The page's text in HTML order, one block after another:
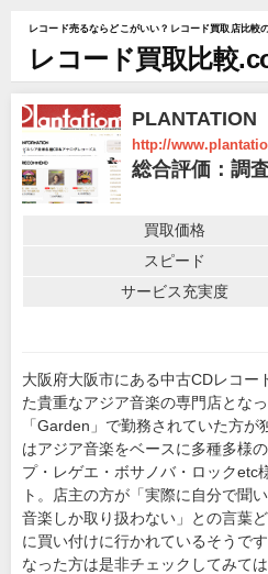
レコード売るならどこがいい？レコード買取店比較
レコード買取比較
PLANTATION
http://
総合評価：調
買取価格
スピード
サービス充実度
大阪府大阪市にある中古CDレコー
た貴重なアジア音楽の専門店とな
「Garden」で勤務されていた方
はアジア音楽をベースに多種多様
プ・レゲエ・ボサノバ・ロックetc
ト。店主の方が「実際に自分で聞
音楽しか取り扱わない」との言葉
に買い付けに行かれているそうで
なった方は是非チェックしてみて